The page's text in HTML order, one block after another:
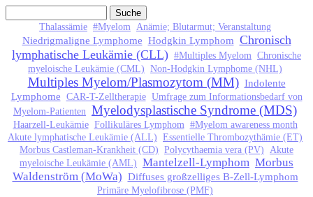
Suchformular
Thalassämie #Myelom Anämie; Blutarmut; Veranstaltung
Niedrigmaligne Lymphome Hodgkin Lymphom Chronisch
lymphatische Leukämie (CLL) #Multiples Myelom Chronische
myeloische Leukämie (CML) Non-Hodgkin Lymphome (NHL)
Multiples Myelom/Plasmozytom (MM) Indolente
Lymphome CAR-T-Zelltherapie Umfrage zum Informationsbedarf von
Myelom-Patienten Myelodysplastische Syndrome (MDS)
Haarzell-Leukämie Follikuläres Lymphom #Myelom awareness month
Akute lymphatische Leukämie (ALL) Essentielle Thrombozythämie (ET)
Morbus Castleman-Krankheit (CD) Polycythaemia vera (PV) Akute
myeloische Leukämie (AML) Mantelzell-Lymphom Morbus
Waldenström (MoWa) Diffuses großzelliges B-Zell-Lymphom
Primäre Myelofibrose (PMF)